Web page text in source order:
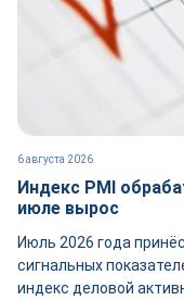
6 августа 2026
Индекс PMI
июле вырос
Июль 2026 года
сигнальных
индекс деловой